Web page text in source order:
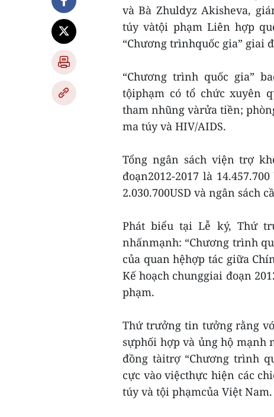
và Bà Zhuldyz Akisheva,
túy vàtội phạm Liên hợp
“Chương trìnhquốc gia” giai
“Chương trình quốc gia”
tộiphạm có tổ chức xuyên
tham nhũng vàrửa tiền;
ma túy và HIV/AIDS.
Tổng ngân sách viện trợ
đoạn2012-2017 là
2.030.700USD và ngân sách
Phát biểu tại Lễ ký, Thứ
nhấnmạnh: “Chương trình
của quan hệhợp tác giữa
Kế hoạch chunggiai đoạn
phạm.
Thứ trưởng tin tưởng rằng
sựphối hợp và ủng hộ mạnh
đồng tàitrợ “Chương trình
cực vào việcthực hiện các
túy và tội phạmcủa Việt Nam.